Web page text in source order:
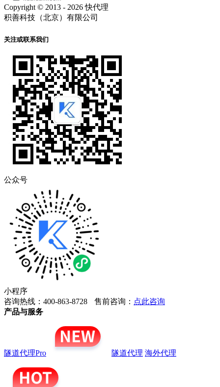
Copyright © 2013 - 2026 快代理
积善科技（北京）有限公司
关注或联系我们
公众号
小程序
咨询热线：400-863-8728
售前咨询： 点此咨询
产品与服务
隧道代理Pro 隧道代理 海外代理